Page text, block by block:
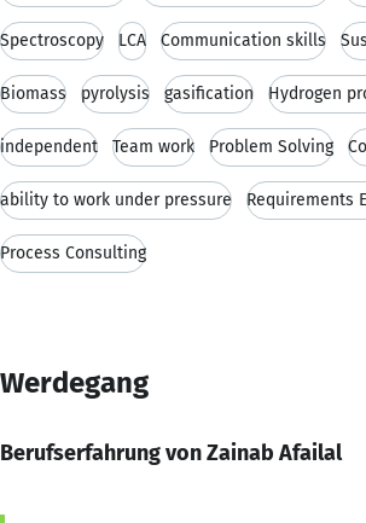
Spectroscopy LCA Communication skills
Biomass pyrolysis gasification Hydrogen
independent Team work Problem Solving
ability to work under pressure Requirements
Process Consulting
Werdegang
Berufserfahrung von Zainab Afailal